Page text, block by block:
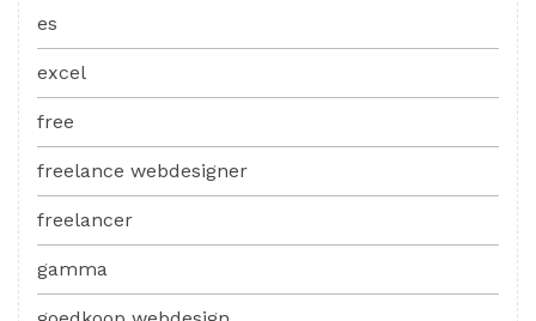
es
excel
free
freelance webdesigner
freelancer
gamma